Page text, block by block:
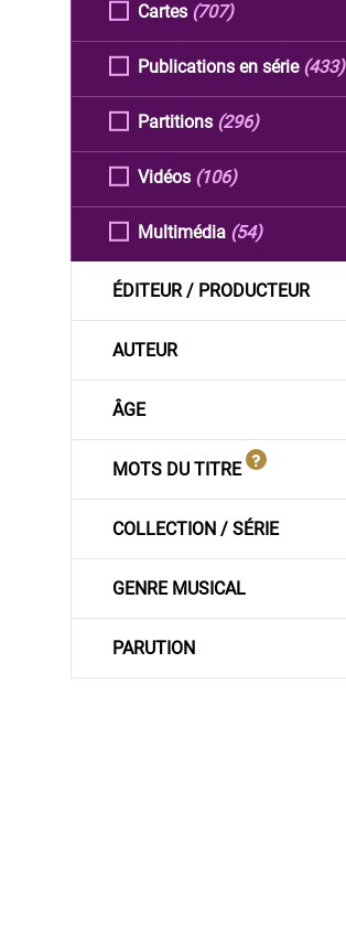
Cartes (707)
Publications en série (433)
Partitions (296)
Vidéos (106)
Multimédia (54)
ÉDITEUR / PRODUCTEUR
AUTEUR
ÂGE
MOTS DU TITRE
COLLECTION / SÉRIE
GENRE MUSICAL
PARUTION